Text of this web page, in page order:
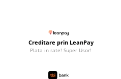
Robineti de trecere pentru apa
Creditare prin LeanPay
Plata in rate! Super Usor!